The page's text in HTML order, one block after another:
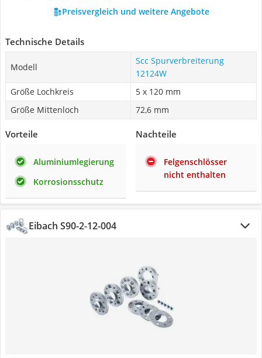
Preisvergleich und weitere Angebote
Technische Details
Modell
Scc Spurverbreiterung
12124W
Größe Lochkreis
5 x 120 mm
Größe Mittenloch
72,6 mm
Vorteile
Aluminiumlegierung
Korrosionsschutz
Nachteile
Felgenschlösser
nicht enthalten
Eibach S90-2-12-004